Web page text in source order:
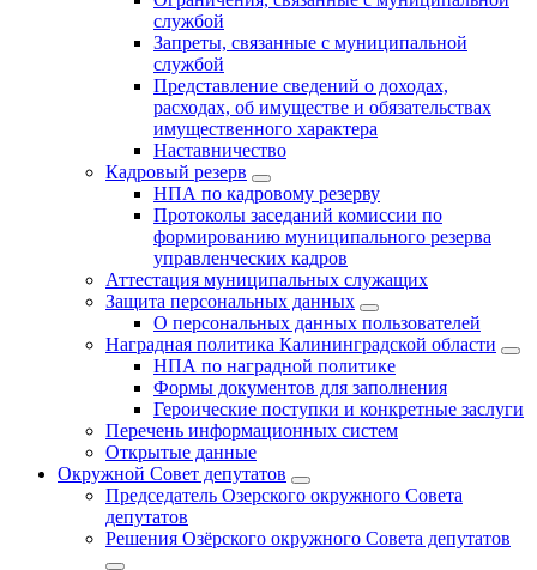
службой
Запреты, связанные с муниципальной
службой
Представление сведений о доходах,
расходах, об имуществе и обязательствах
имущественного характера
Наставничество
Кадровый резерв
НПА по кадровому резерву
Протоколы заседаний комиссии по
формированию муниципального резерва
управленческих кадров
Аттестация муниципальных служащих
Защита персональных данных
О персональных данных пользователей
Наградная политика Калининградской области
НПА по наградной политике
Формы документов для заполнения
Героические поступки и конкретные заслуги
Перечень информационных систем
Открытые данные
Окружной Совет депутатов
Председатель Озерского окружного Совета
депутатов
Решения Озёрского окружного Совета депутатов